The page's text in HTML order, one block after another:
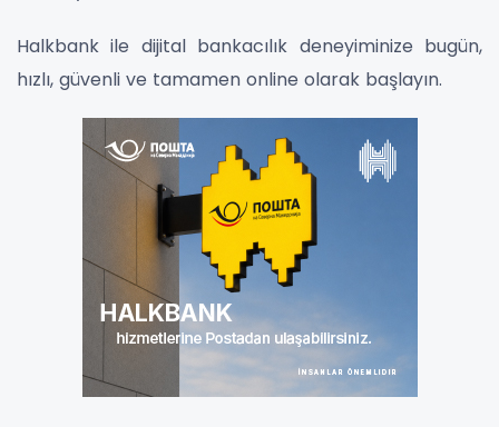
Halkbank ile dijital bankacılık deneyiminize bugün,
hızlı, güvenli ve tamamen online olarak başlayın.